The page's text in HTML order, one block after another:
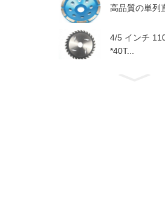
高品質の単列
4/5 インチ
*40T...